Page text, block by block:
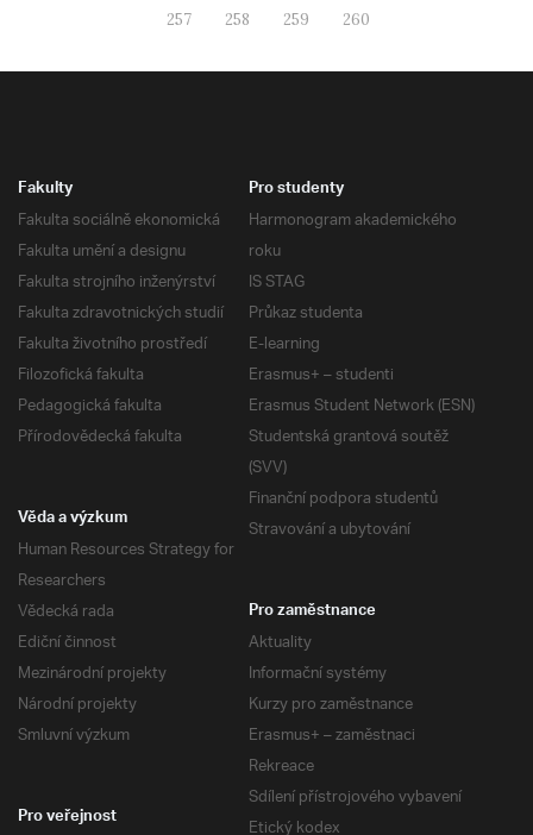
257
258 259 260
Fakulty
Fakulta sociálně ekonomická
Fakulta umění a designu
Fakulta strojního inženýrství
Fakulta zdravotnických studií
Fakulta životního prostředí
Filozofická fakulta
Pedagogická fakulta
Přírodovědecká fakulta
Pro studenty
Harmonogram akademického
roku
IS STAG
Průkaz studenta
E-learning
Erasmus+ – studenti
Erasmus Student Network (ESN)
Studentská grantová soutěž
(SVV)
Finanční podpora studentů
Stravování a ubytování
Věda a výzkum
Human Resources Strategy for
Researchers
Vědecká rada
Ediční činnost
Mezinárodní projekty
Národní projekty
Smluvní výzkum
Pro zaměstnance
Aktuality
Informační systémy
Kurzy pro zaměstnance
Erasmus+ – zaměstnaci
Rekreace
Sdílení přístrojového vybavení
Pro veřejnost